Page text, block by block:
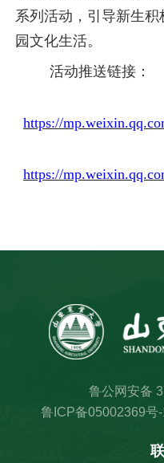
系列活动，引导新生
园文化生活。
活动推送链接：
https://
https://
鲁公网安备
鲁ICP备05002369号-